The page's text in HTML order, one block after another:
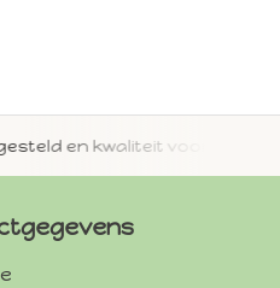
en kwaliteit voorop.